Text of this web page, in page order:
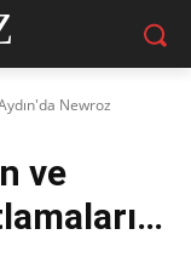
Newroz
ve